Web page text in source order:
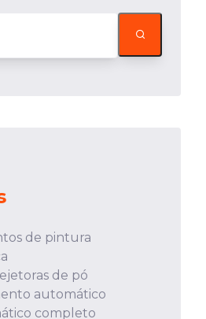
de pintura
de pó
automático
completo